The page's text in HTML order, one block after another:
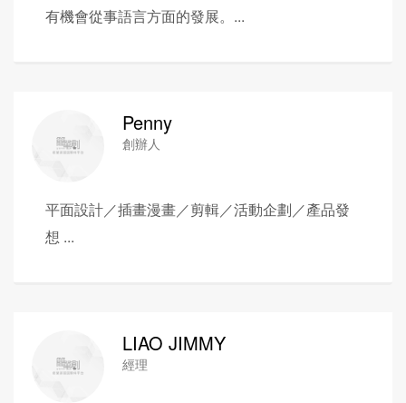
有機會從事語言方面的發展。...
Penny
創辦人
平面設計／插畫漫畫／剪輯／活動企劃／產品發
想 ...
LIAO JIMMY
經理